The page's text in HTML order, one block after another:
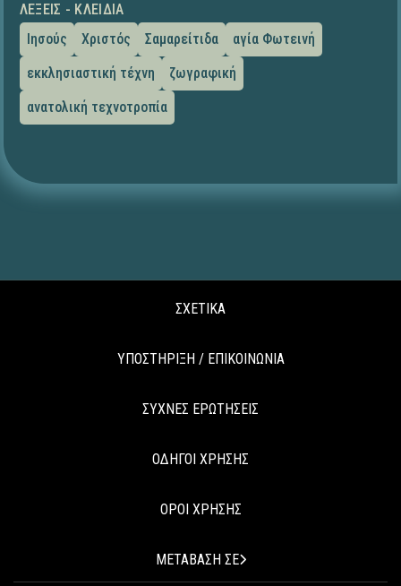
ΛΈΞΕΙΣ - ΚΛΕΙΔΙΆ
Ιησούς
Χριστός Σαμαρείτιδα
αγία Φωτεινή
εκκλησιαστική τέχνη
ζωγραφική
ανατολική τεχνοτροπία
ΣΧΕΤΙΚΑ
ΥΠΟΣΤΗΡΙΞΗ / ΕΠΙΚΟΙΝΩΝΙΑ
ΣΥΧΝΕΣ ΕΡΩΤΗΣΕΙΣ
ΟΔΗΓΟΙ ΧΡΗΣΗΣ
ΟΡΟΙ ΧΡΗΣΗΣ
ΜΕΤΑΒΑΣΗ ΣΕ